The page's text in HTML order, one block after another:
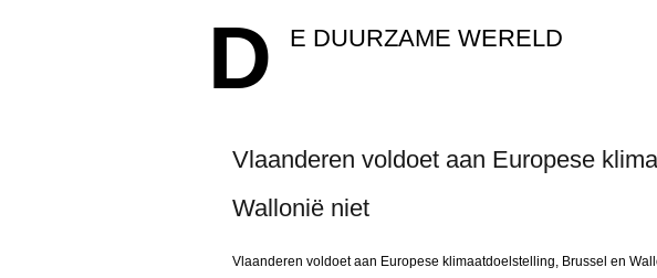
D E DUURZAME WERELD
Vlaanderen voldoet aan Europese
Wallonië niet
Vlaanderen voldoet aan Europese klimaatdoelstelling, Brussel en